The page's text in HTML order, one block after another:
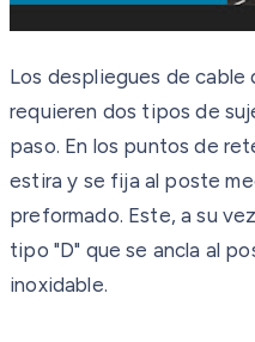
Los despliegues de
requieren dos tipos de
paso. En los puntos de
estira y se fija al poste
preformado. Este, a su
tipo "D" que se ancla al
inoxidable.